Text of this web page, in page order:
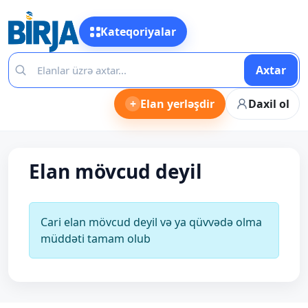
Kateqoriyalar
Axtar
+ Elan yerləşdir Daxil ol
Elan mövcud deyil
Cari elan mövcud deyil və ya qüvvədə olma
müddəti tamam olub